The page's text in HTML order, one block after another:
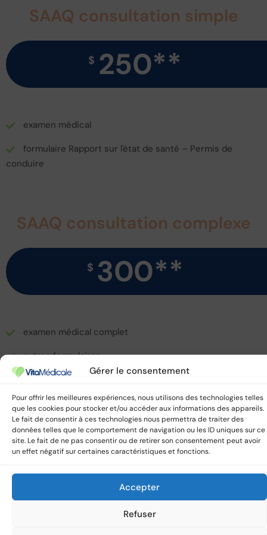
Gérer le consentement
Pour offrir les meilleures expériences, nous utilisons des technologies telles
que les cookies pour stocker et/ou accéder aux informations des appareils.
Le fait de consentir à ces technologies nous permettra de traiter des
données telles que le comportement de navigation ou les ID uniques sur ce
site. Le fait de ne pas consentir ou de retirer son consentement peut avoir
un effet négatif sur certaines caractéristiques et fonctions.
Accepter
Refuser
SAAQ consultation simple
$ 250**
examen médical
formulaire Rapport sur l'état de santé – Permis de
conduire
SAAQ consultation complexe
$ 300**
examen médical complet
autres formulaires